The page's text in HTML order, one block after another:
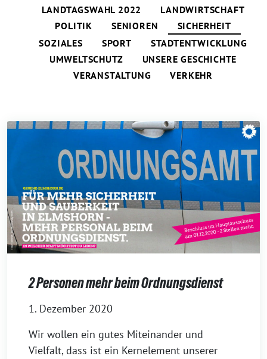
LANDTAGSWAHL 2022
LANDWIRTSCHAFT
POLITIK
SENIOREN
SICHERHEIT
SOZIALES
SPORT
STADTENTWICKLUNG
UMWELTSCHUTZ
UNSERE GESCHICHTE
VERANSTALTUNG
VERKEHR
2 Personen mehr beim Ordnungsdienst
1. Dezember 2020
Wir wollen ein gutes Miteinander und
Vielfalt, dass ist ein Kernelement unserer